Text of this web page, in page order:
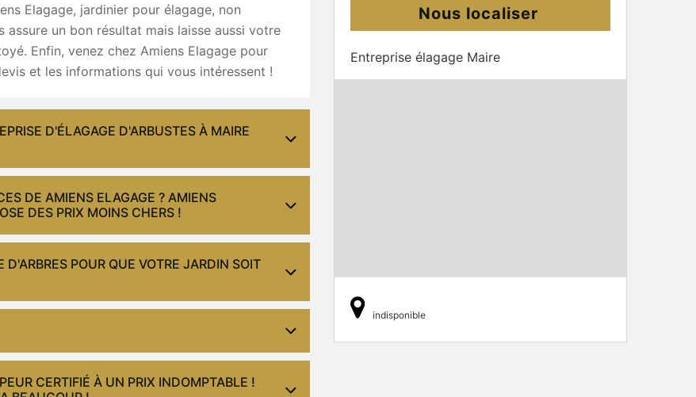
Elagage, jardinier pour élagage, non
assure un bon résultat mais laisse aussi votre
Enfin, venez chez Amiens Elagage pour
et les informations qui vous intéressent !
D'ÉLAGAGE D'ARBUSTES À MAIRE
DE AMIENS ELAGAGE ? AMIENS
DES PRIX MOINS CHERS !
POUR QUE VOTRE JARDIN SOIT
CERTIFIÉ À UN PRIX INDOMPTABLE !
Nous localiser
Entreprise élagage Maire
indisponible